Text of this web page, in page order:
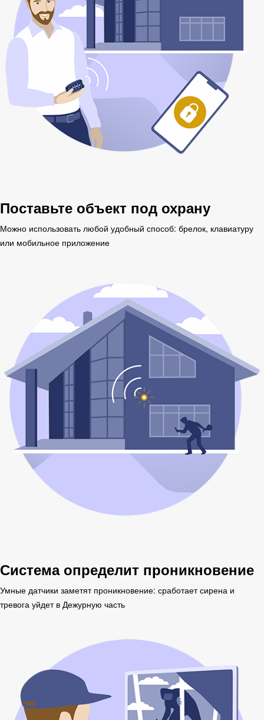
Поставьте объект под охрану
Можно использовать любой удобный способ: брелок, клавиатуру
или мобильное приложение
Система определит проникновение
Умные датчики заметят проникновение: сработает сирена и
тревога уйдет в Дежурную часть